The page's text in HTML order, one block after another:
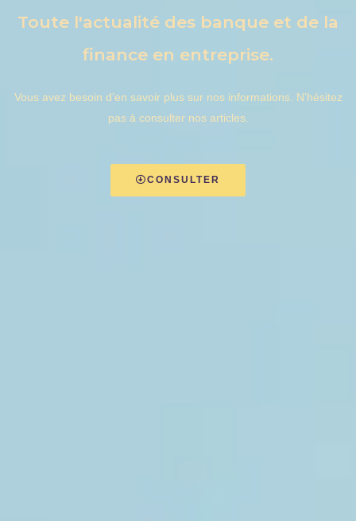
Toute l'actualité des banque et de la
finance en entreprise.
Vous avez besoin d’en savoir plus sur nos informations. N’hésitez
pas à consulter nos articles.
CONSULTER